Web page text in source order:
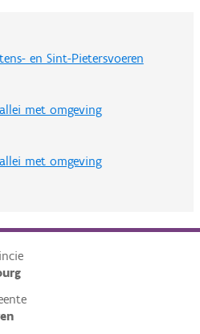
en Sint-Pietersvoeren
met omgeving
met omgeving